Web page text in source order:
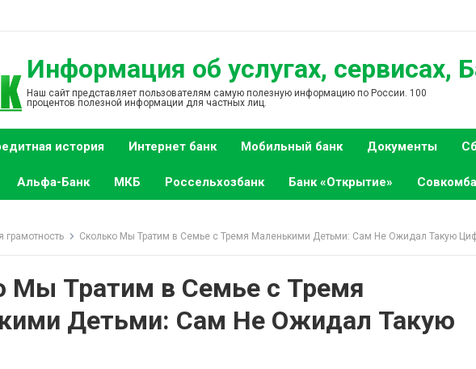
Информация об услугах, сервисах,
Наш сайт представляет пользователям самую полезную информацию по России. 100
процентов полезной информации для частных лиц.
история Интернет банк Мобильный банк Документы
Альфа-Банк МКБ Россельхозбанк Банк «Открытие»
грамотность Сколько Мы Тратим в Семье с Тремя Маленькими Детьми: Сам Не Ожидал Такую
Мы Тратим в Семье с Тремя
Детьми: Сам Не Ожидал Такую